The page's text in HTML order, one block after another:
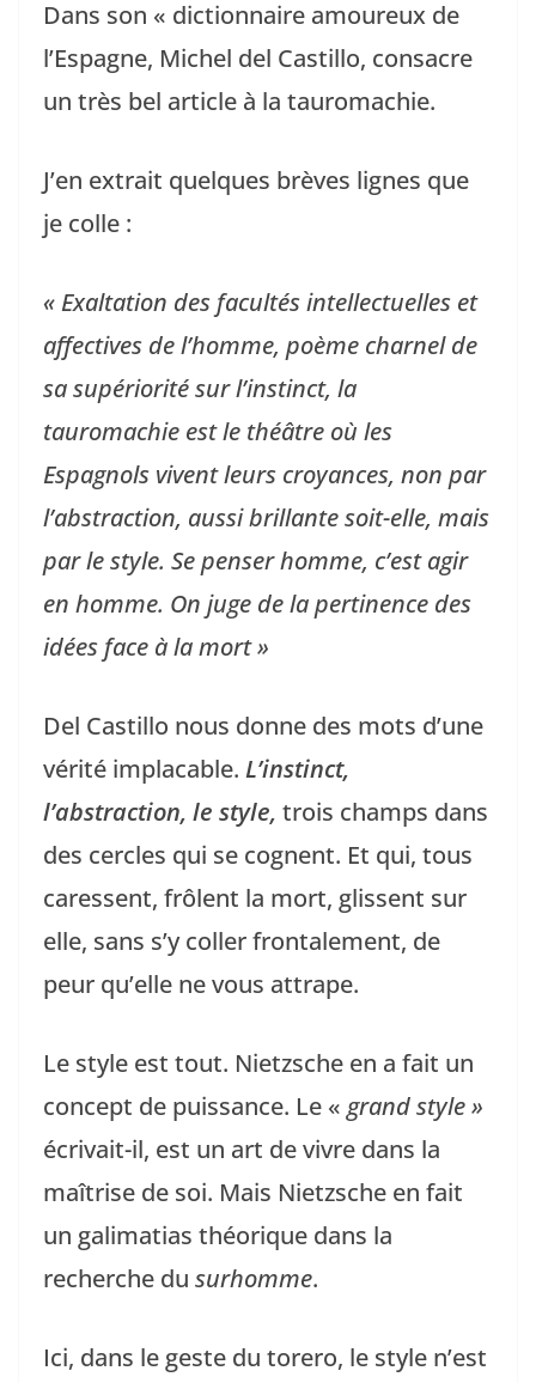
Dans son « dictionnaire amoureux de
l’Espagne, Michel del Castillo, consacre
un très bel article à la tauromachie.
J’en extrait quelques brèves lignes que
je colle :
« Exaltation des facultés intellectuelles et
affectives de l’homme, poème charnel de
sa supériorité sur l’instinct, la
tauromachie est le théâtre où les
Espagnols vivent leurs croyances, non par
l’abstraction, aussi brillante soit-elle, mais
par le style. Se penser homme, c’est agir
en homme. On juge de la pertinence des
idées face à la mort »
Del Castillo nous donne des mots d’une
vérité implacable. L’instinct,
l’abstraction, le style, trois champs dans
des cercles qui se cognent. Et qui, tous
caressent, frôlent la mort, glissent sur
elle, sans s’y coller frontalement, de
peur qu’elle ne vous attrape.
Le style est tout. Nietzsche en a fait un
concept de puissance. Le « grand style »
écrivait-il, est un art de vivre dans la
maîtrise de soi. Mais Nietzsche en fait
un galimatias théorique dans la
recherche du surhomme.
Ici, dans le geste du torero, le style n’est